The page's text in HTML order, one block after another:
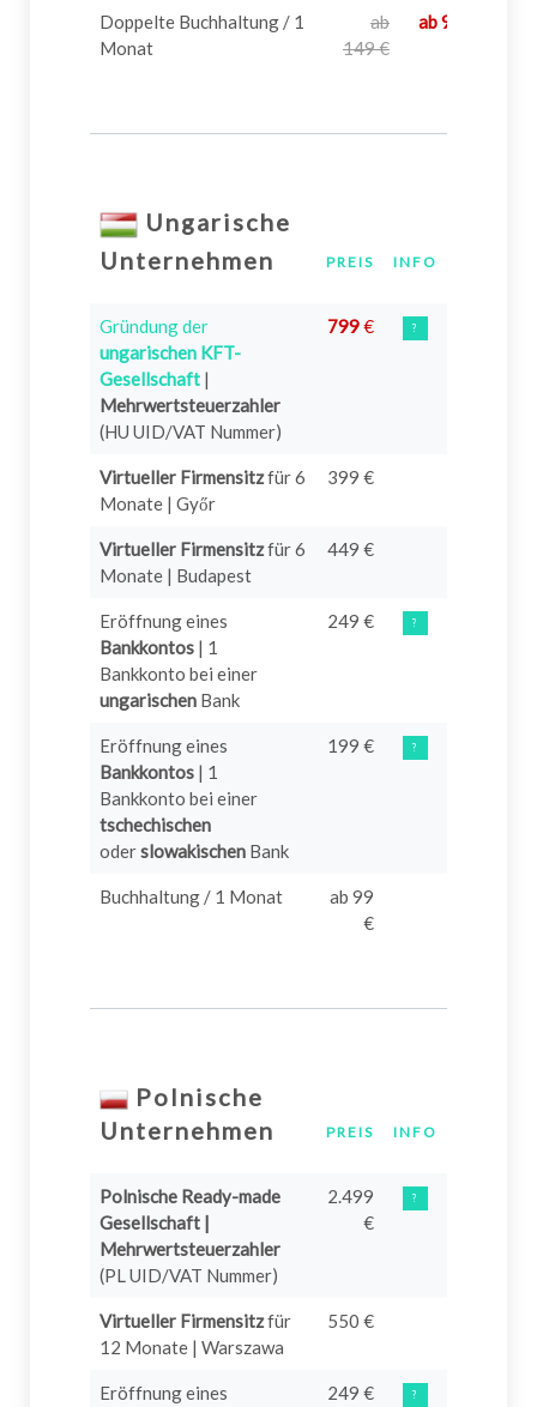
Doppelte Buchhaltung / 1
Monat
ab
149 €
ab 99 €
Ungarische
Unternehmen
PREIS INFO
Gründung der
ungarischen KFT-
Gesellschaft |
Mehrwertsteuerzahler
(HU UID/VAT Nummer)
799€ ?
Virtueller Firmensitzfür 6
Monate | Győr
399 €
Virtueller Firmensitzfür 6
Monate | Budapest
449 €
Eröffnung eines
Bankkontos | 1
Bankkonto bei einer
ungarischen Bank
249 € ?
Eröffnung eines
Bankkontos | 1
Bankkonto bei einer
tschechischen
oderslowakischen Bank
199 € ?
Buchhaltung / 1 Monat
ab 99
€
Polnische
Unternehmen
PREIS INFO
Polnische Ready-made
Gesellschaft |
Mehrwertsteuerzahler
(PL UID/VAT Nummer)
2.499
€
?
Virtueller Firmensitzfür
12 Monate | Warszawa
550 €
Eröffnung eines
249 € ?